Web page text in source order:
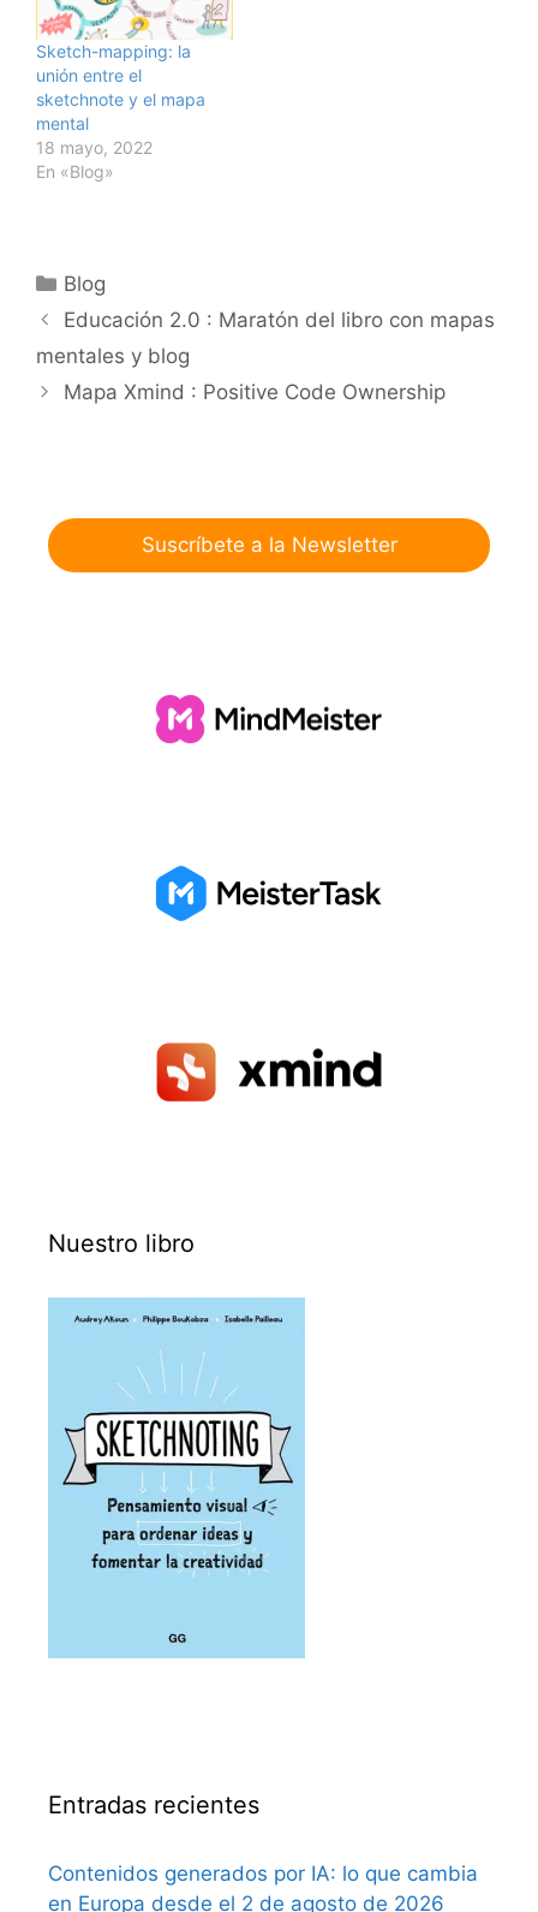
Sketch-mapping: la
unión entre el
sketchnote y el mapa
mental
18 mayo, 2022
En «Blog»
Categorías
Blog
Educación 2.0 : Maratón del libro con mapas
mentales y blog
Mapa Xmind : Positive Code Ownership
Suscríbete a la Newsletter
Nuestro libro
Entradas recientes
Contenidos generados por IA: lo que cambia
en Europa desde el 2 de agosto de 2026